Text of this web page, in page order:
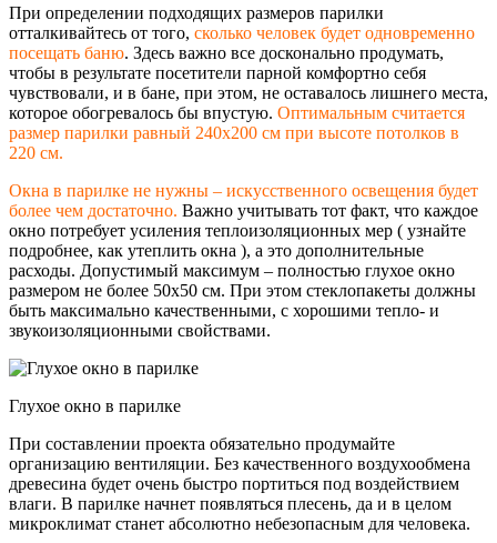
При определении подходящих размеров парилки
отталкивайтесь от того, сколько человек будет одновременно
посещать баню. Здесь важно все досконально продумать,
чтобы в результате посетители парной комфортно себя
чувствовали, и в бане, при этом, не оставалось лишнего места,
которое обогревалось бы впустую. Оптимальным считается
размер парилки равный 240х200 см при высоте потолков в
220 см.
Окна в парилке не нужны – искусственного освещения будет
более чем достаточно. Важно учитывать тот факт, что каждое
окно потребует усиления теплоизоляционных мер ( узнайте
подробнее, как утеплить окна ), а это дополнительные
расходы. Допустимый максимум – полностью глухое окно
размером не более 50х50 см. При этом стеклопакеты должны
быть максимально качественными, с хорошими тепло- и
звукоизоляционными свойствами.
Глухое окно в парилке
При составлении проекта обязательно продумайте
организацию вентиляции. Без качественного воздухообмена
древесина будет очень быстро портиться под воздействием
влаги. В парилке начнет появляться плесень, да и в целом
микроклимат станет абсолютно небезопасным для человека.